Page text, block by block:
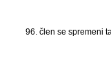
96. člen se spremeni